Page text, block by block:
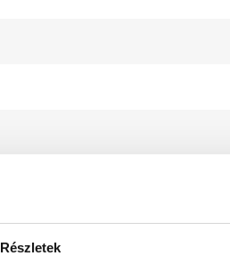
Részletek